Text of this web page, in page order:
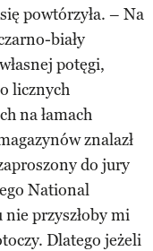
powtórzyła. – Na
biały
potęgi,
licznych
na łamach
znalazł
do jury
National
przyszłoby mi
Dlatego jeżeli